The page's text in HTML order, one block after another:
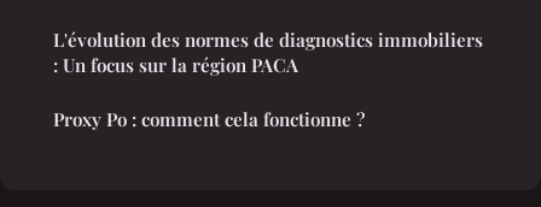
L'évolution des normes de diagnostics immobiliers
: Un focus sur la région PACA
Proxy Po : comment cela fonctionne ?